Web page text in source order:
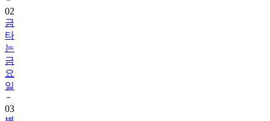
02
금
타
는
금
요
일
03